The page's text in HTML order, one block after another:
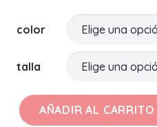
color
talla
SUJETADOR
AÑADIR AL CARRITO